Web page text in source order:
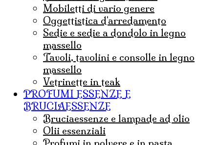
mobiletti di vario genere
Oggettistica d'arredamento
Sedie e sedie a dondolo in legno
massello
Tavoli, tavolini e consolle in legno
massello
Vetrinette in teak
PROFUMI ESSENZE E
BRUCIAESSENZE
bruciaessenze e lampade ad olio
olii essenziali